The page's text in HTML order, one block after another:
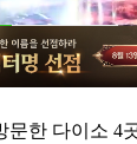
문한 다이소 4